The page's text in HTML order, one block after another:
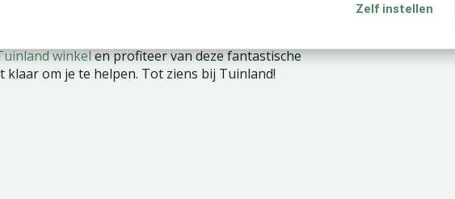
Zelf instellen
is slechts tijdelijk geldig!
winkelen profiteer van deze fantastische
klaar om je te helpen. Tot ziens bij Tuinland!